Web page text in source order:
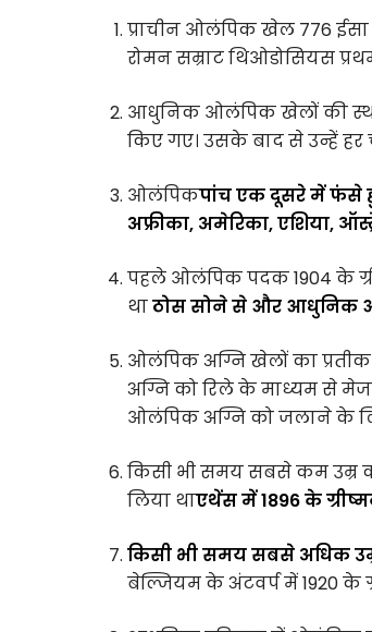
प्राचीन ओलंपिक खेल 776
रोमन सम्राट थिओडोसियस
आधुनिक ओलंपिक खेलों की
किए गए। उसके बाद से उन्हें हर
ओलंपिकपांच एक दूसरे में फंसे
अफ्रीका, अमेरिका, एशिया,
पहले ओलंपिक पदक 1904 के
थाठोस सोने से और आधुनिक
ओलंपिक अग्नि खेलों का
अग्नि को रिले के माध्यम से
ओलंपिक अग्नि को जलाने के
किसी भी समय सबसे कम उम्र
लिया थाएथेंस में 1896 के
किसी भी समय सबसे अधिक
बेल्जियम के अंटवर्प में 1920 के